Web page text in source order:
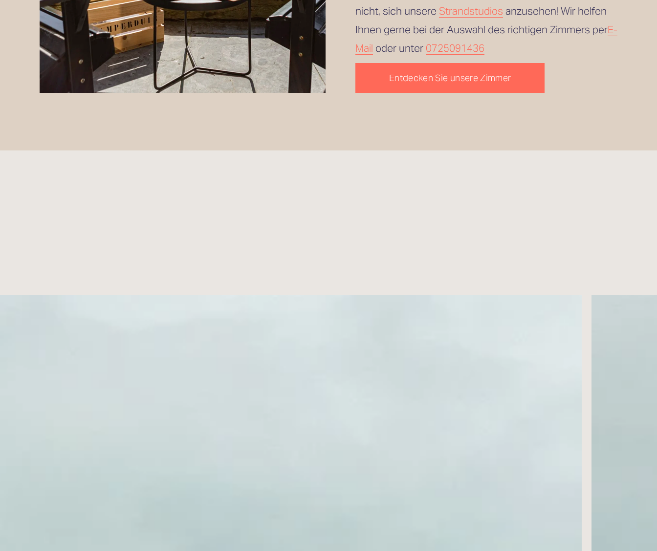
nicht, sich unsere Strandstudios anzusehen! Wir helfen
Ihnen gerne bei der Auswahl des richtigen Zimmers perE-
Mail oder unter 0725091436
Entdecken Sie unsere Zimmer